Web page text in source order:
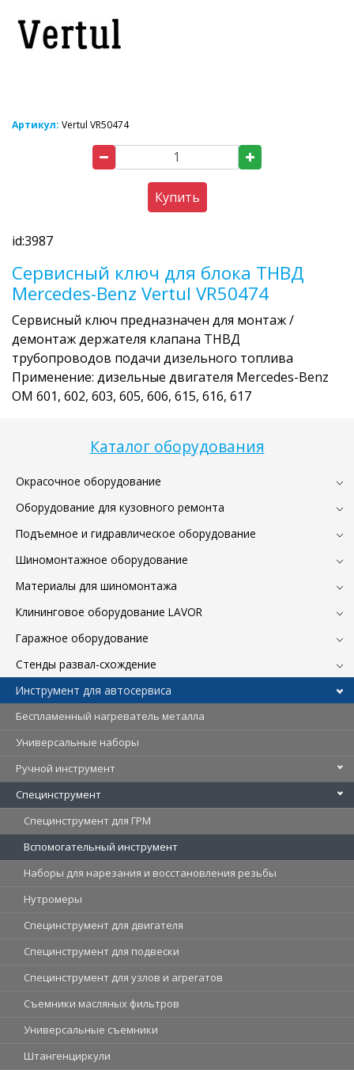
Каталог оборудования
Окрасочное оборудование
Оборудование для кузовного ремонта
Подъемное и гидравлическое оборудование
Шиномонтажное оборудование
Материалы для шиномонтажа
Клининговое оборудование LAVOR
Гаражное оборудование
Стенды развал-схождение
Инструмент для автосервиса
Беспламенный нагреватель металла
Универсальные наборы
Ручной инструмент
Специнструмент
Специнструмент для ГРМ
Вспомогательный инструмент
Наборы для нарезания и восстановления резьбы
Нутромеры
Специнструмент для двигателя
Специнструмент для подвески
Специнструмент для узлов и агрегатов
Съемники масляных фильтров
Универсальные съемники
Штангенциркули
Артикул: Vertul VR50474
Купить
id:3987
Сервисный ключ для блока ТНВД
Mercedes-Benz Vertul VR50474
Сервисный ключ предназначен для монтаж /
демонтаж держателя клапана ТНВД
трубопроводов подачи дизельного топлива
Применение: дизельные двигателя Mercedes-Benz
OM 601, 602, 603, 605, 606, 615, 616, 617